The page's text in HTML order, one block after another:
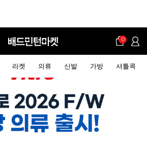
0
라켓 의류 신발 가방 셔틀콕